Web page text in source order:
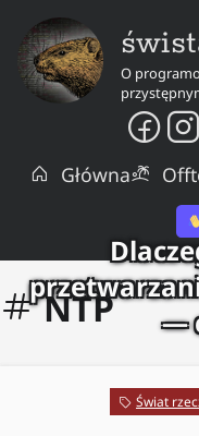
O
Główna
NTP
—
Świat